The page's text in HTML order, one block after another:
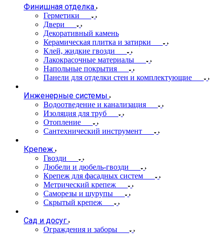
Финишная отделка
Герметики
Двери
Декоративный камень
Керамическая плитка и затирки
Клей, жидкие гвозди
Лакокрасочные материалы
Напольные покрытия
Панели для отделки стен и комплектующие
Инженерные системы
Водоотведение и канализация
Изоляция для труб
Отопление
Сантехнический инструмент
Крепеж
Гвозди
Дюбели и дюбель-гвозди
Крепеж для фасадных систем
Метрический крепеж
Саморезы и шурупы
Скрытый крепеж
Сад и досуг
Ограждения и заборы